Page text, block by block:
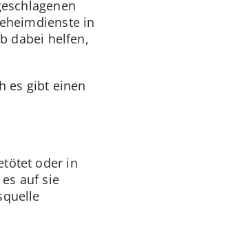
in
dabei helfen,
es gibt einen
oder in
auf sie